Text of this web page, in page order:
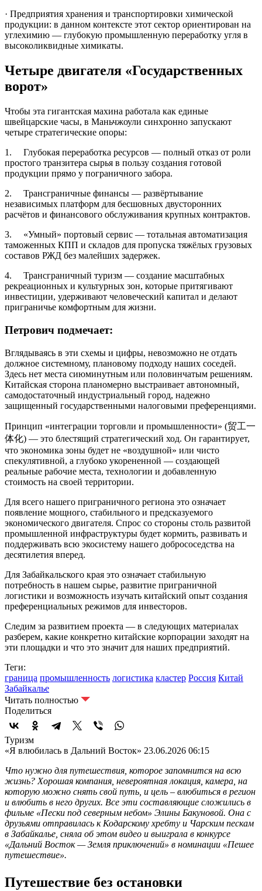
· Предприятия хранения и транспортировки химической
продукции: в данном контексте этот сектор ориентирован на
углехимию — глубокую промышленную переработку угля в
высоколиквидные химикаты.
Четыре двигателя «Государственных
ворот»
Чтобы эта гигантская махина работала как единые
швейцарские часы, в Маньчжоули синхронно запускают
четыре стратегические опоры:
1. Глубокая переработка ресурсов — полный отказ от роли
простого транзитера сырья в пользу создания готовой
продукции прямо у пограничного забора.
2. Трансграничные финансы — развёртывание
независимых платформ для бесшовных двусторонних
расчётов и финансового обслуживания крупных контрактов.
3. «Умный» портовый сервис — тотальная автоматизация
таможенных КПП и складов для пропуска тяжёлых грузовых
составов РЖД без малейших задержек.
4. Трансграничный туризм — создание масштабных
рекреационных и культурных зон, которые притягивают
инвестиции, удерживают человеческий капитал и делают
приграничье комфортным для жизни.
Петрович подмечает:
Вглядываясь в эти схемы и цифры, невозможно не отдать
должное системному, плановому подходу наших соседей.
Здесь нет места сиюминутным или половинчатым решениям.
Китайская сторона планомерно выстраивает автономный,
самодостаточный индустриальный город, надежно
защищенный государственными налоговыми преференциями.
Принцип «интеграции торговли и промышленности» (贸工一
体化) — это блестящий стратегический ход. Он гарантирует,
что экономика зоны будет не «воздушной» или чисто
спекулятивной, а глубоко укорененной — создающей
реальные рабочие места, технологии и добавленную
стоимость на своей территории.
Для всего нашего приграничного региона это означает
появление мощного, стабильного и предсказуемого
экономического двигателя. Спрос со стороны столь развитой
промышленной инфраструктуры будет кормить, развивать и
поддерживать всю экосистему нашего добрососедства на
десятилетия вперед.
Для Забайкальского края это означает стабильную
потребность в нашем сырье, развитие приграничной
логистики и возможность изучать китайский опыт создания
преференциальных режимов для инвесторов.
Следим за развитием проекта — в следующих материалах
разберем, какие конкретно китайские корпорации заходят на
эти площадки и что это значит для наших предприятий.
Теги:
граница промышленность логистика кластер Россия Китай
Забайкалье
Читать полностью
Поделиться
Туризм
«Я влюбилась в Дальний Восток» 23.06.2026 06:15
Что нужно для путешествия, которое запомнится на всю
жизнь? Хорошая компания, невероятная локация, камера, на
которую можно снять свой путь, и цель – влюбиться в регион
и влюбить в него других. Все эти составляющие сложились в
фильме «Пески под северным небом» Элины Бакуновой. Она с
друзьями отправилась к Кодарскому хребту и Чарским пескам
в Забайкалье, сняла об этом видео и выиграла в конкурсе
«Дальний Восток — Земля приключений» в номинации «Пешее
путешествие».
Путешествие без остановки